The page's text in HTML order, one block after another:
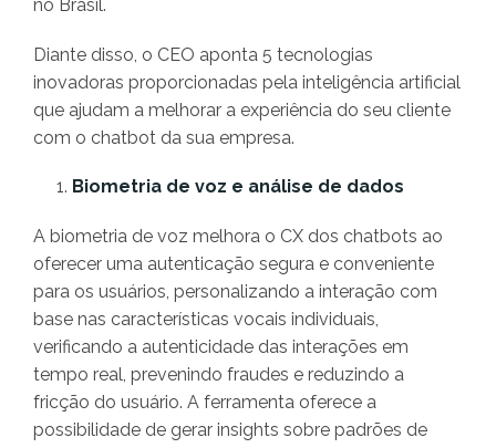
no Brasil.
Diante disso, o CEO aponta 5 tecnologias
inovadoras proporcionadas pela inteligência artificial
que ajudam a melhorar a experiência do seu cliente
com o chatbot da sua empresa.
Biometria de voz e análise de dados
A biometria de voz melhora o CX dos chatbots ao
oferecer uma autenticação segura e conveniente
para os usuários, personalizando a interação com
base nas características vocais individuais,
verificando a autenticidade das interações em
tempo real, prevenindo fraudes e reduzindo a
fricção do usuário. A ferramenta oferece a
possibilidade de gerar insights sobre padrões de